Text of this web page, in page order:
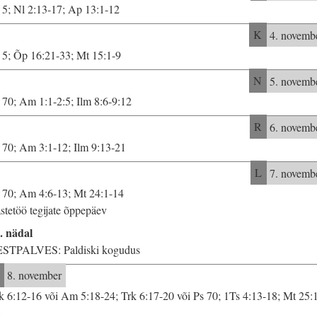
5; Nl 2:13-17; Ap 13:1-12
K 4.
5; Õp 16:21-33; Mt 15:1-9
N 5.
70; Am 1:1-2:5; Ilm 8:6-9:12
R 6.
70; Am 3:1-12; Ilm 9:13-21
L 7.
70; Am 4:6-13; Mt 24:1-14
tegijate õppepäev
nädal
Paldiski kogudus
8. november
6:12-16 või Am 5:18-24; Trk 6:17-20 või Ps 70; 1Ts 4:13-18; Mt